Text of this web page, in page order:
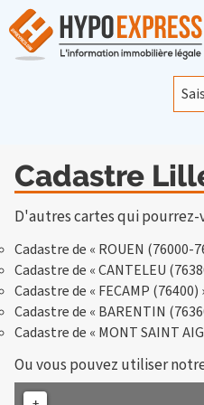
Cadastre
D'autres cartes qui pourrez-
Cadastre de « ROUEN (76000-
Cadastre de « CANTELEU
Cadastre de « FECAMP (76400)
Cadastre de « BARENTIN
Cadastre de « MONT SAINT
Ou vous pouvez utiliser